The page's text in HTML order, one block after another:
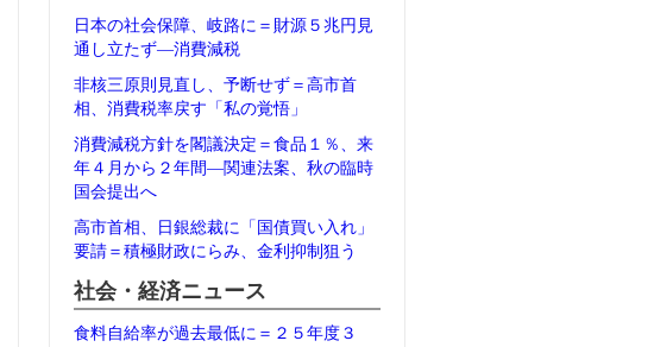
日本の社会保障、岐路に＝財源５兆円見
通し立たず―消費減税
非核三原則見直し、予断せず＝高市首
相、消費税率戻す「私の覚悟」
消費減税方針を閣議決定＝食品１％、来
年４月から２年間―関連法案、秋の臨時
国会提出へ
高市首相、日銀総裁に「国債買い入れ」
要請＝積極財政にらみ、金利抑制狙う
社会・経済ニュース
食料自給率が過去最低に＝２５年度３